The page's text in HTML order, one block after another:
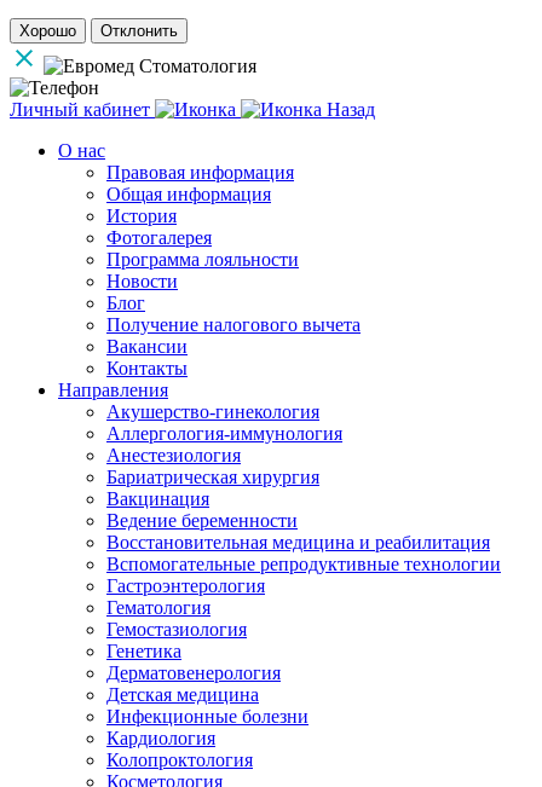
Хорошо Отклонить
Личный кабинет
Назад
О нас
Правовая информация
Общая информация
История
Фотогалерея
Программа лояльности
Новости
Блог
Получение налогового вычета
Вакансии
Контакты
Направления
Акушерство-гинекология
Аллергология-иммунология
Анестезиология
Бариатрическая хирургия
Вакцинация
Ведение беременности
Восстановительная медицина и реабилитация
Вспомогательные репродуктивные технологии
Гастроэнтерология
Гематология
Гемостазиология
Генетика
Дерматовенерология
Детская медицина
Инфекционные болезни
Кардиология
Колопроктология
Косметология